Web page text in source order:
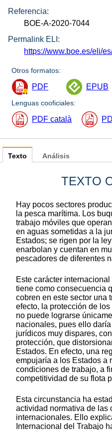
Referencia:
BOE-A-2020-7044
Permalink ELI:
https://www.boe.es/eli/
Otros formatos:
PDF EPUB
Lenguas cooficiales:
PDF català
Texto
TEXTO
Hay pocos sectores
la pesca marítima. Los
trabajo móviles que
en aguas sometidas a la
Estados; se rigen por la
enarbolan y cuentan en
pescadores de diferentes
Este carácter
tiene como consecuencia
cobren en este sector una
efecto, la protección de
no puede lograrse
nacionales, pues ello
jurídicos muy dispares,
protección, que
Estados. En efecto, una
empujaría a los Estados a
condiciones de trabajo, a
competitividad de su flota
Esta circunstancia ha
actividad normativa de las
internacionales. Ello
Internacional del Trabajo
Análisis